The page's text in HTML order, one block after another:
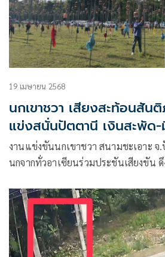
19 เมษายน 2568
นกเขาชวา เสียงสะท้อนสัน
แข่งสนั่นปัตตานี เงินสะพัด-
พรมแดน
งานแข่งขันนกเขาชวา สนามชะเอาะ จ
นกจากทั่วอาเซียนร่วมประชันเสียงขัน
ช่วยเด็กยากไร้ และสร้างอาชีพในชุมชน